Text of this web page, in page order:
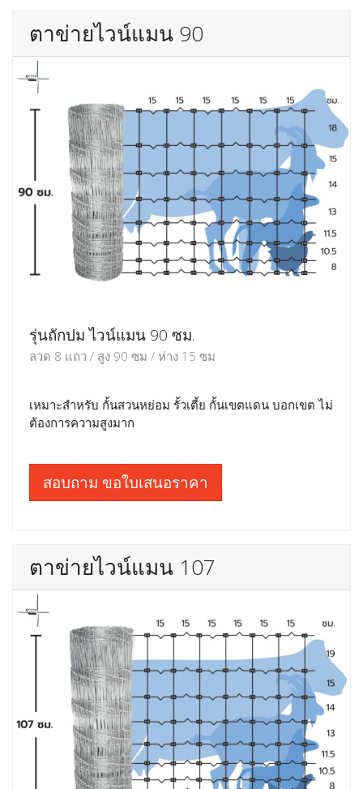
ตาข่ายไวน์แมน 90
รุ่นถักปม ไวน์แมน 90 ซม.
ลวด 8 แถว / สูง 90 ซม / ห่าง 15 ซม
เหมาะสำหรับ กั้นสวนหย่อม รั้วเตี้ย กั้นเขตแดน บอกเขต ไม่
ต้องการความสูงมาก
สอบถาม ขอใบเสนอราคา
ตาข่ายไวน์แมน 107